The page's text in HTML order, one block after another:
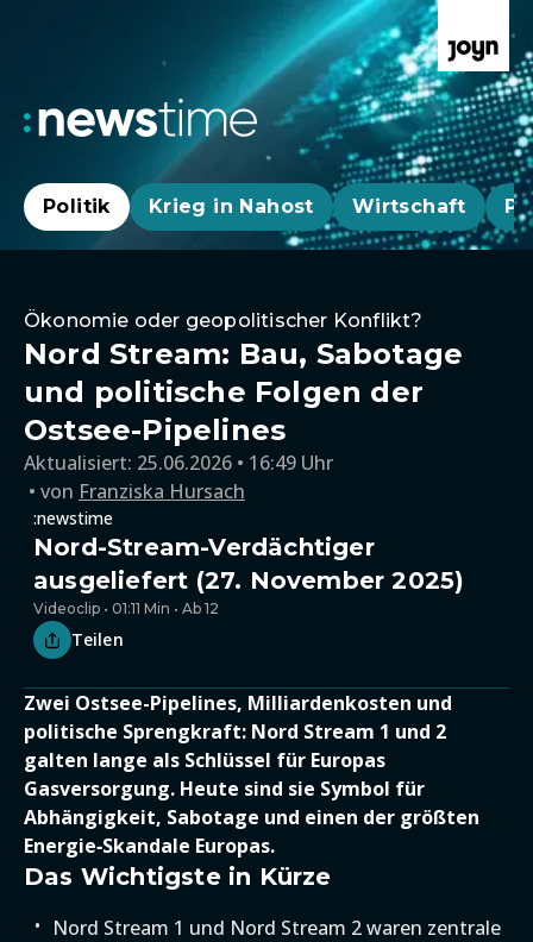
Politik Krieg in Nahost Wirtschaft
Ökonomie oder geopolitischer Konflikt?
Nord Stream: Bau, Sabotage
und politische Folgen der
Ostsee-Pipelines
Aktualisiert: 25.06.2026 • 16:49 Uhr
von Franziska Hursach
:newstime
Nord-Stream-Verdächtiger
ausgeliefert (27. November 2025)
Videoclip • 01:11 Min • Ab 12
Teilen
Zwei Ostsee-Pipelines, Milliardenkosten und
politische Sprengkraft: Nord Stream 1 und 2
galten lange als Schlüssel für Europas
Gasversorgung. Heute sind sie Symbol für
Abhängigkeit, Sabotage und einen der größten
Energie‑Skandale Europas.
Das Wichtigste in Kürze
Nord Stream 1 und Nord Stream 2 waren zentrale